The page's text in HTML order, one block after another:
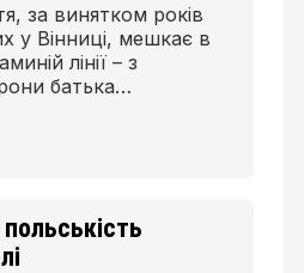
за винятком років
у Вінниці, мешкає в
лінії – з
батька
Другої